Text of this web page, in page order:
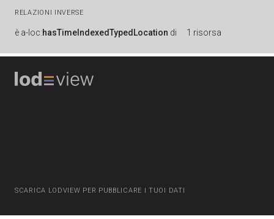
RELAZIONI INVERSE
è a-loc:hasTimeIndexedTypedLocation di 1 risorsa
SCARICA LODVIEW PER PUBBLICARE I TUOI DATI